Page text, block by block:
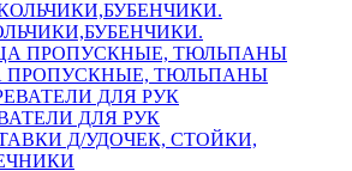
ПРОПУСКНЫЕ, ТЮЛЬПАНЫ
ДЛЯ РУК